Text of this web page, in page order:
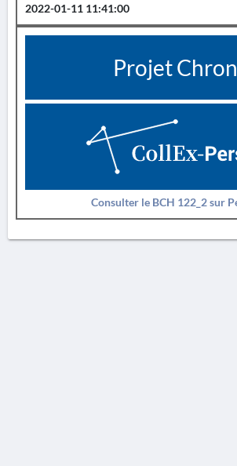
2022-01-11 11:41:00
Projet
Consulter le BCH 122_2 sur